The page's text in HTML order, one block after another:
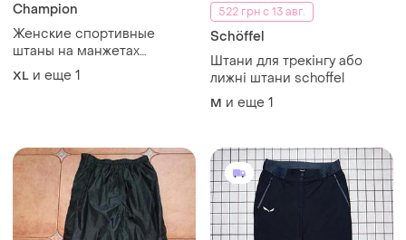
Champion
Женские спортивные
штаны на манжетах
champion xl пастельно-
розовые пудровые
XL и еще 1
522 грн с 13 авг.
Schöffel
Штани для трекінгу або
лижні штани schoffel
M и еще 1